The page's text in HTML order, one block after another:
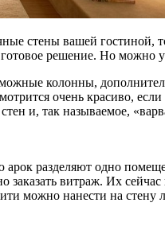
стены вашей гостиной,
решение. Но можно
колонны,
очень красиво,
и, так называемое,
разделяют одно
витраж. Их
можно нанести на стену